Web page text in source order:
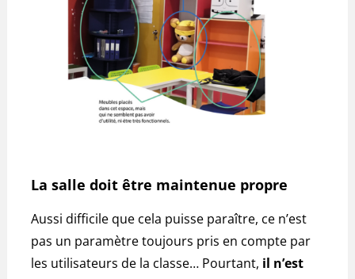
La salle doit être maintenue propre
Aussi difficile que cela puisse paraître, ce n’est
pas un paramètre toujours pris en compte par
les utilisateurs de la classe… Pourtant, il n’est